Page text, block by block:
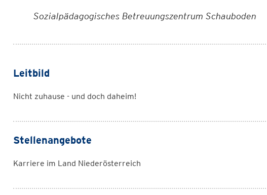
Sozialpädagogisches Betreuungszentrum Schauboden
Leitbild
Nicht zuhause - und doch daheim!
Stellenangebote
Karriere im Land Niederösterreich